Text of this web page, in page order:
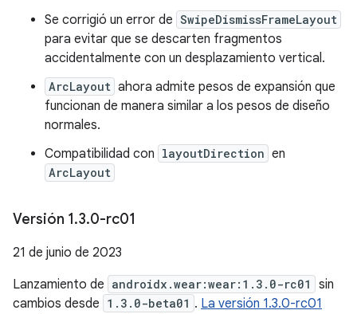
Se corrigió un error de SwipeDismissFrameLayout
para evitar que se descarten fragmentos
accidentalmente con un desplazamiento vertical.
ArcLayout ahora admite pesos de expansión que
funcionan de manera similar a los pesos de diseño
normales.
Compatibilidad con layoutDirection en
ArcLayout
Versión 1.3.0-rc01
21 de junio de 2023
Lanzamiento de androidx.wear:wear:1.3.0-rc01
sin
cambios desde 1.3.0-beta01 . La versión 1.3.0-rc01